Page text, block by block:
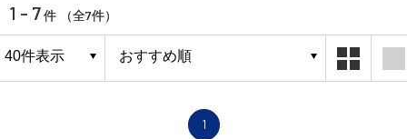
1 - 7件 （全7件）
1